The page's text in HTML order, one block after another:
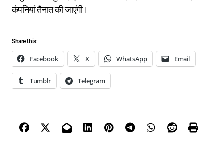
कंपनियां तैनात की जाएंगी।
Share this:
Facebook X WhatsApp Email
Tumblr Telegram